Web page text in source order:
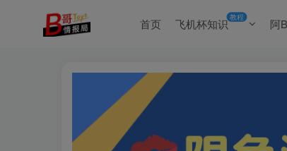
首页 飞机杯知识教程 阿